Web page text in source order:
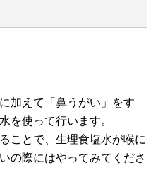
加えて「鼻うがい」をす
を使って行います。
ことで、生理食塩水が喉に
の際にはやってみてくださ